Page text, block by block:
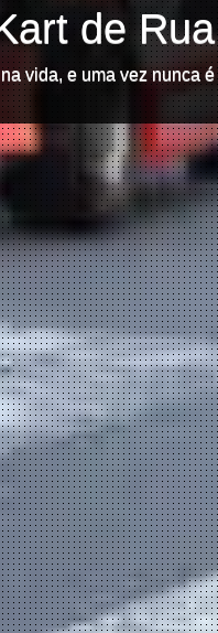
de
vida, e uma vez nunca